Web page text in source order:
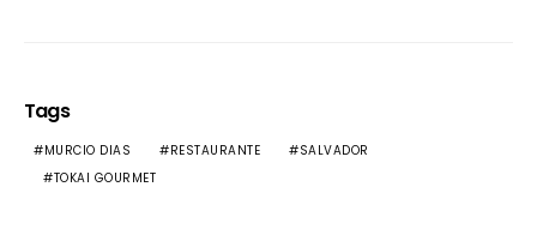
Tags
MURCIO DIAS RESTAURANTE
SALVADOR
TOKAI GOURMET